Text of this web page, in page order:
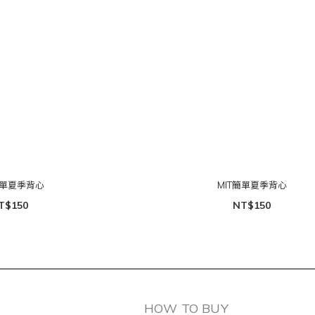
夏季背心 MIT簡單夏季背心
NT$150
HOW TO BUY